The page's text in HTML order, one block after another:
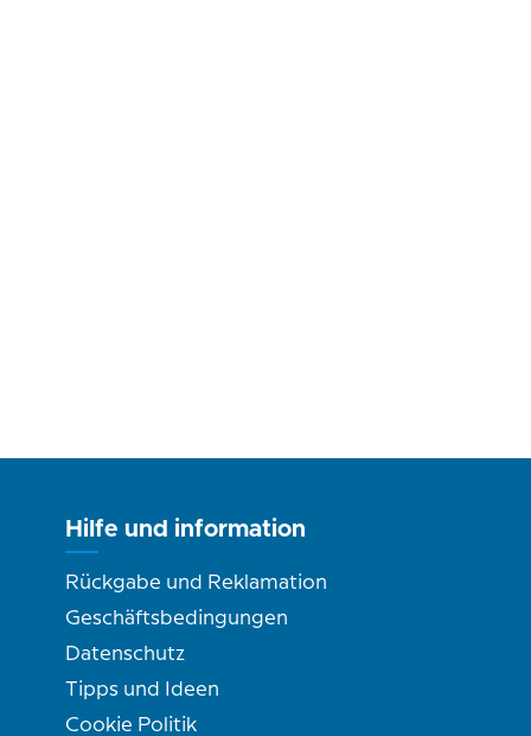
Hilfe und information
Rückgabe und Reklamation
Geschäftsbedingungen
Datenschutz
Tipps und Ideen
Cookie Politik